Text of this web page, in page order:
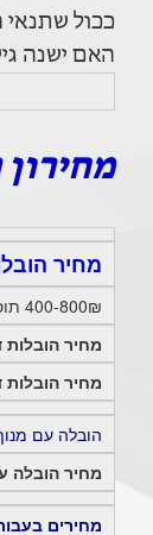
ככול שתנאי
האם ישנה
מחיר הובלות דירת 5 חדרים ינוע
400-800₪ תוספת להובלה מחוץ לטייבה עד 35 ק"מ
מחיר הובלות דירה עם 5 חדרים
מחיר הובלות דירות
הובלה עם
מחיר הובלה עם מנוף
מחירים